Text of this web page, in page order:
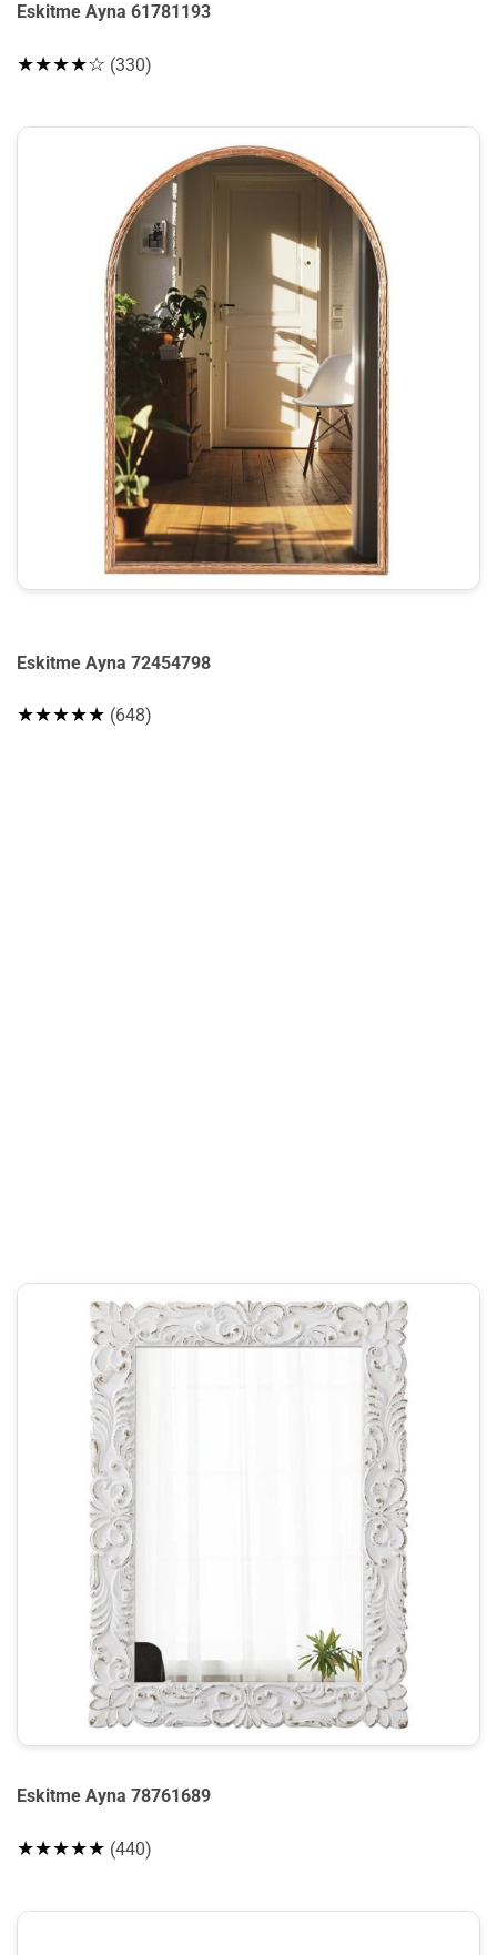
Eskitme Ayna 61781193
★★★★☆ (330)
Eskitme Ayna 72454798
★★★★★ (648)
Eskitme Ayna 78761689
★★★★★ (440)